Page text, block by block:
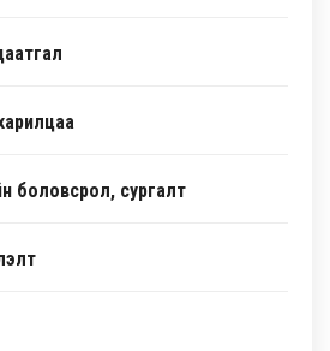
харилцаа
боловсрол, сургалт